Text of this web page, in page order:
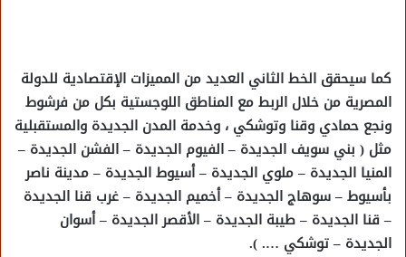
كما سيحقق الخط الثاني العديد من المميزات الإقتصادية للدولة
المصرية من خلال الربط مع المناطق اللوجستية بكل من فرشوط
ونجع حمادي وقنا وتوشكي ، وخدمة المدن الجديدة والمستقبلية
مثل ( بني سويف الجديدة – الفيوم الجديدة – الفشن الجديدة –
المنيا الجديدة – ملوي الجديدة – أسيوط الجديدة – مدينة ناصر
بأسيوط – سوهاج الجديدة – أخميم الجديدة – غرب قنا الجديدة
– قنا الجديدة – طيبة الجديدة – الأقصر الجديدة – أسوان
الجديدة – توشكي …. ).